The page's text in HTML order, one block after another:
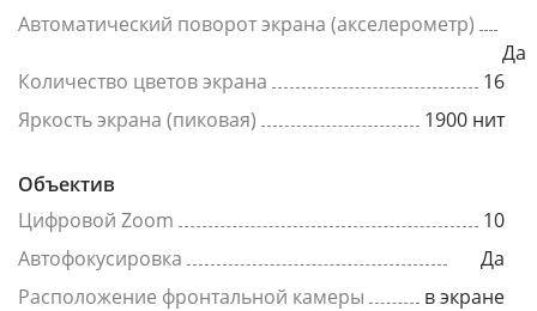
Автоматический поворот экрана (акселерометр)
Да
Количество цветов экрана
16
Яркость экрана (пиковая)
1900 нит
Объектив
Цифровой Zoom
10
Автофокусировка
Да
Расположение фронтальной камеры
в экране